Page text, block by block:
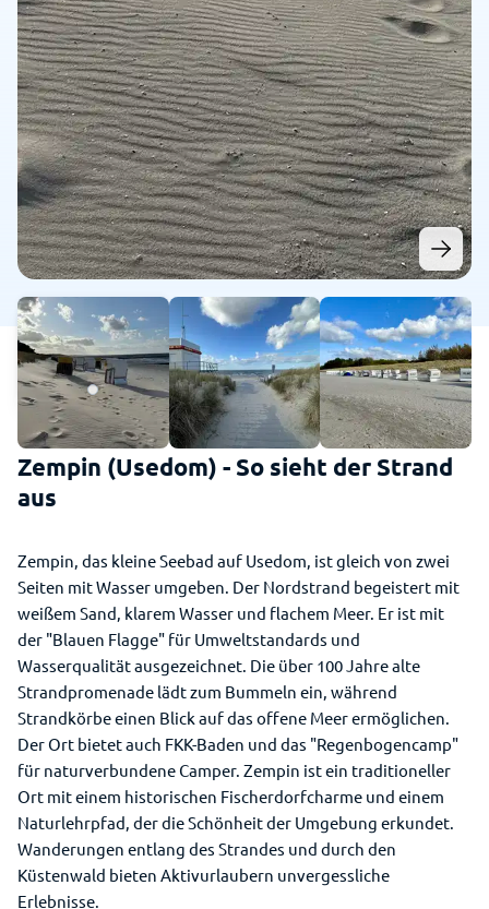
Zempin (Usedom) - So sieht der Strand
aus
Zempin, das kleine Seebad auf Usedom, ist gleich von zwei
Seiten mit Wasser umgeben. Der Nordstrand begeistert mit
weißem Sand, klarem Wasser und flachem Meer. Er ist mit
der "Blauen Flagge" für Umweltstandards und
Wasserqualität ausgezeichnet. Die über 100 Jahre alte
Strandpromenade lädt zum Bummeln ein, während
Strandkörbe einen Blick auf das offene Meer ermöglichen.
Der Ort bietet auch FKK-Baden und das "Regenbogencamp"
für naturverbundene Camper. Zempin ist ein traditioneller
Ort mit einem historischen Fischerdorfcharme und einem
Naturlehrpfad, der die Schönheit der Umgebung erkundet.
Wanderungen entlang des Strandes und durch den
Küstenwald bieten Aktivurlaubern unvergessliche
Erlebnisse.